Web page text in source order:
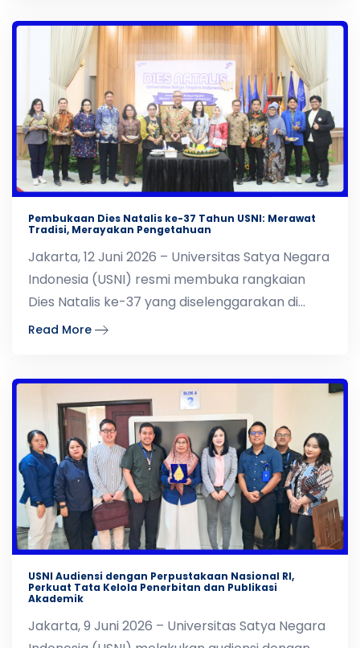
Pembukaan Dies Natalis ke-37 Tahun USNI: Merawat
Tradisi, Merayakan Pengetahuan
Jakarta, 12 Juni 2026 – Universitas Satya Negara
Indonesia (USNI) resmi membuka rangkaian
Dies Natalis ke-37 yang diselenggarakan di
Auditorium USNI
Read More
USNI Audiensi dengan Perpustakaan Nasional RI,
Perkuat Tata Kelola Penerbitan dan Publikasi
Akademik
Jakarta, 9 Juni 2026 – Universitas Satya Negara